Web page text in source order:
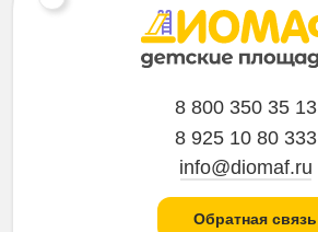
8 800 350 35 13
8 925 10 80 333
info@diomaf.ru
Обратная связь